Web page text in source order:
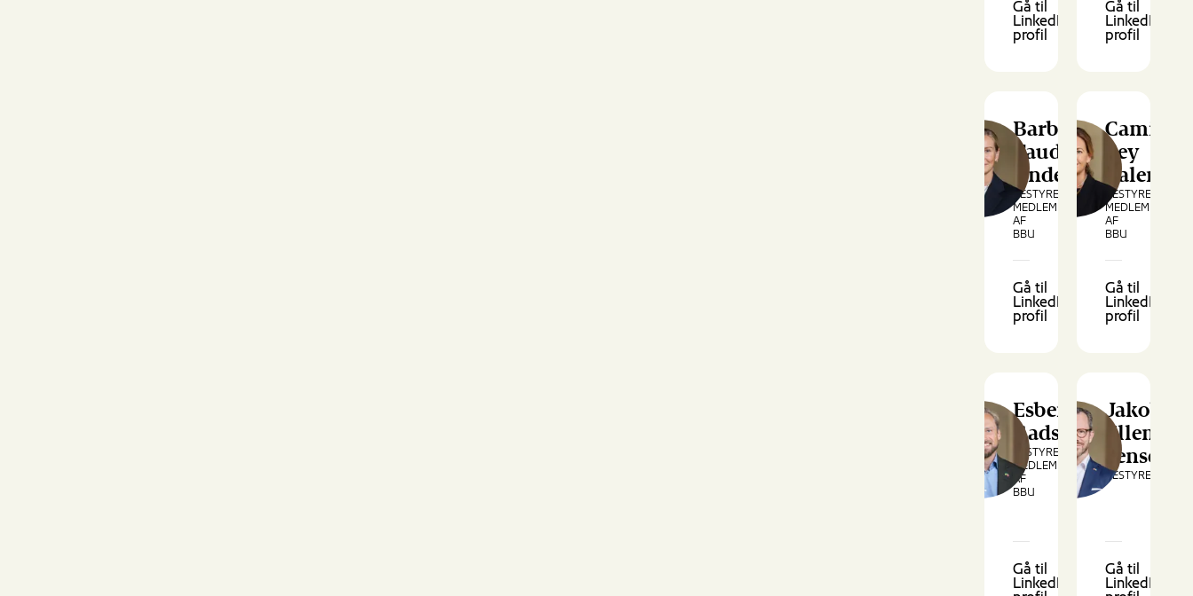
Gå til
LinkedIn-
profil
Gå til
LinkedIn-
profil
Barbara
Taudorf
Andersen
BESTYRELSESMEDLEM,
MEDLEM
AF
BBU
Gå til
LinkedIn-
profil
Camilla
Ley
Valentin
MEDLEM
AF
BBU
Gå til
LinkedIn-
profil
Esben
Gadsbøll
BESTYRELSESMEDLEM,
MEDLEM
AF
BBU
Gå til
LinkedIn-
Jakob
Jensen
Gå til
LinkedIn-